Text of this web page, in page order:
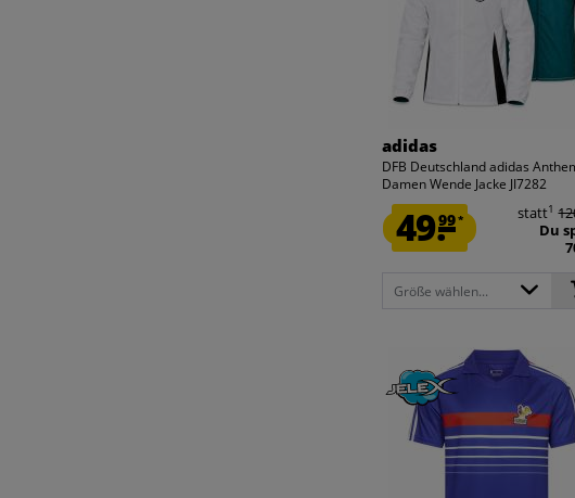
adidas
DFB Deutschland adidas
Damen Wende Jacke JI7282
49.99* statt1
Du
Größe wählen...